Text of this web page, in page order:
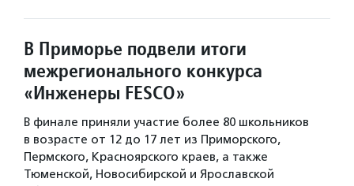
В Приморье подвели итоги
межрегионального конкурса
«Инженеры FESCO»
В финале приняли участие более 80 школьников
в возрасте от 12 до 17 лет из Приморского,
Пермского, Красноярского краев, а также
Тюменской, Новосибирской и Ярославской